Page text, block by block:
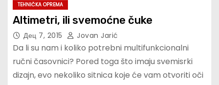
TEHNIČKA OPREMA
Altimetri, ili svemoćne čuke
Дец 7, 2015 Jovan Jarić
Da li su nam i koliko potrebni multifunkcionalni
ručni časovnici? Pored toga što imaju svemisrki
dizajn, evo nekoliko sitnica koje će vam otvoriti oči